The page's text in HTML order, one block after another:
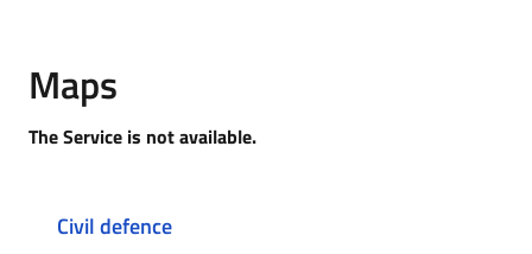
Maps
The Service is not available.
Civil defence